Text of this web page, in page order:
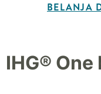
BELANJA
IHG®